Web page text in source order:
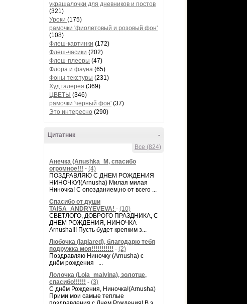
украшалочки для дневников и постов
(321)
Уроки (175)
рамочки 'фиолетовый и розовый фон'
(108)
Флеш-картинки (172)
Флеш-часики (202)
Флеш-плееры (47)
Флора и фауна (65)
Фоны текстуры (231)
Худ.галерея (369)
ЦВЕТЫ (346)
рамочки 'черный фон' (37)
Это интересно (290)
-
Цитатник
Все (824)
Анечка (Anushka_M, спасибо
огромное!!! - (4)
ПОЗДРАВЛЯЮ С ДНЕМ РОЖДЕНИЯ
НИНОЧКУ!(Arnusha) Милая милая
Ниночка! С опозданием,но от всего ...
Спасибо от души
TAISA_ANDRYEVEVA! - (10)
СВЕТЛОГО, ДОБРОГО ПРАЗДНИКА, С
ДНЕМ РОЖДЕНИЯ, НИНОЧКА -
Arnusha!!! Пусть будет крепким з...
Любочка (laplared), благодарю тебя
подружка моя!!!!!!!!!!! - (2)
Поздравляю Ниночку (Arnusha) с
днём рождения ...
Лолочка (Lola_malvina), золотце,
спасибо!!!!!! - (3)
С днём Рождения, Ниночка!(Аrnusha)
Прими мои самые теплые